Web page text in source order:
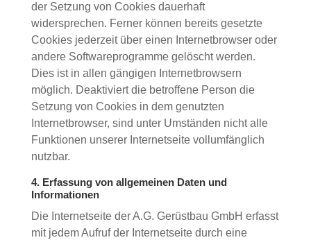
der Setzung von Cookies dauerhaft
widersprechen. Ferner können bereits gesetzte
Cookies jederzeit über einen Internetbrowser oder
andere Softwareprogramme gelöscht werden.
Dies ist in allen gängigen Internetbrowsern
möglich. Deaktiviert die betroffene Person die
Setzung von Cookies in dem genutzten
Internetbrowser, sind unter Umständen nicht alle
Funktionen unserer Internetseite vollumfänglich
nutzbar.
4. Erfassung von allgemeinen Daten und
Informationen
Die Internetseite der A.G. Gerüstbau GmbH erfasst
mit jedem Aufruf der Internetseite durch eine